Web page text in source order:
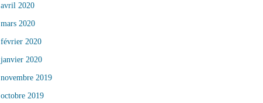
avril 2020
mars 2020
février 2020
janvier 2020
novembre 2019
octobre 2019